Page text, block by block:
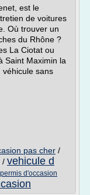
est le
de voitures
Où trouver un
du Rhône ?
La Ciotat ou
Saint Maximin la
véhicule sans
pas cher /
/ vehicule d
d'occasion